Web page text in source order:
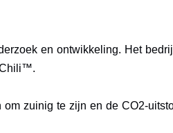
en ontwikkeling. Het
zuinig te zijn en de CO2-